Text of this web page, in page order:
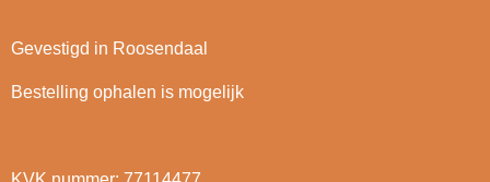
Gevestigd in Roosendaal
Bestelling ophalen is mogelijk